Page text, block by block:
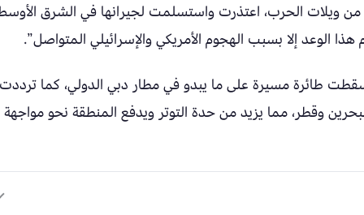
من ويلات الحرب، اعتذرت واستسلمت لجيرانها في الشرق
الوعد إلا بسبب الهجوم الأمريكي والإسرائيلي المتواصل”.
طائرة مسيرة على ما يبدو في مطار دبي الدولي، كما ترددت
وقطر، مما يزيد من حدة التوتر ويدفع المنطقة نحو مواجهة